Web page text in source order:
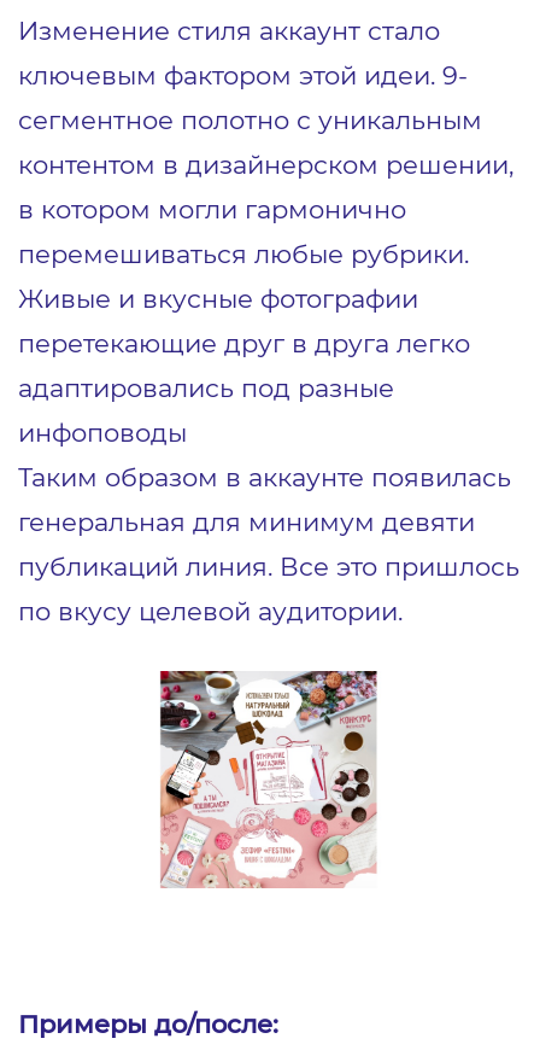
Изменение стиля аккаунт стало
ключевым фактором этой идеи. 9-
сегментное полотно с уникальным
контентом в дизайнерском решении,
в котором могли гармонично
перемешиваться любые рубрики.
Живые и вкусные фотографии
перетекающие друг в друга легко
адаптировались под разные
инфоповоды
Таким образом в аккаунте появилась
генеральная для минимум девяти
публикаций линия. Все это пришлось
по вкусу целевой аудитории.
Примеры до/после: